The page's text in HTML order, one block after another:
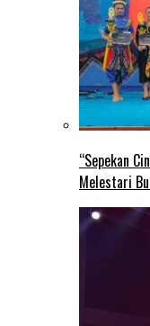
“Sepekan
Melestari